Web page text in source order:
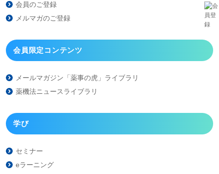
会員のご登録
メルマガのご登録
会員限定コンテンツ
メールマガジン「薬事の虎」 ライブラリ
薬機法ニュースライブラリ
学び
セミナー
eラーニング